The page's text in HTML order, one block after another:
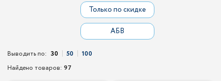
Только по скидке
АБВ
Выводить по: 30 50
100
Найдено товаров: 97